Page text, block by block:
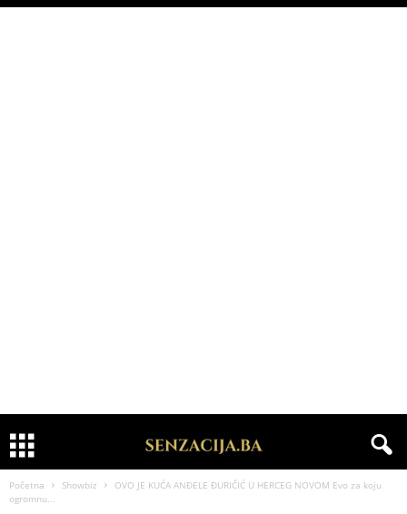
Početna Showbiz
OVO JE KUĆA ANĐELE ĐURIČIĆ U HERCEG NOVOM Evo za koju
ogromnu...